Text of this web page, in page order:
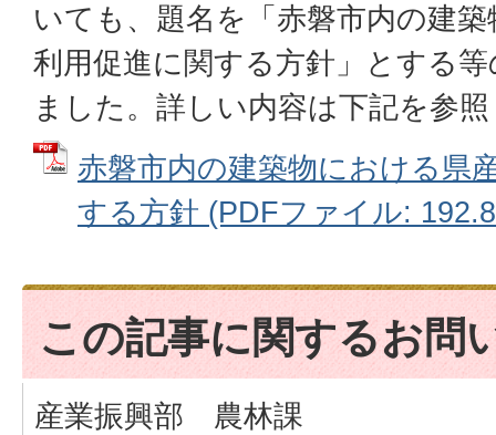
いても、題名を「赤磐市内の建
利用促進に関する方針」とする
ました。詳しい内容は下記を参
赤磐市内の建築物における県
する方針 (PDFファイル:
この記事に関するお問
産業振興部 農林課